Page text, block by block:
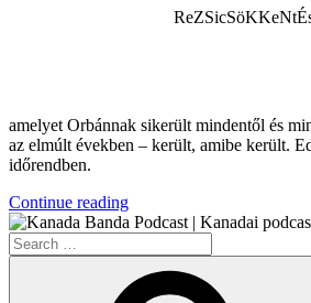
amelyet Orbánnak sikerült mindentől és
az elmúlt években – került, amibe került.
időrendben.
Continue reading“Harc
És
Search
for: